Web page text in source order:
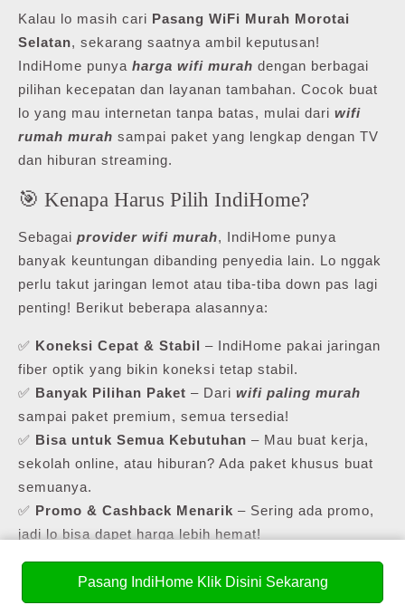
Kalau lo masih cari Pasang WiFi Murah Morotai
Selatan, sekarang saatnya ambil keputusan!
IndiHome punya harga wifi murah dengan berbagai
pilihan kecepatan dan layanan tambahan. Cocok buat
lo yang mau internetan tanpa batas, mulai dari wifi
rumah murah sampai paket yang lengkap dengan TV
dan hiburan streaming.
🎯 Kenapa Harus Pilih IndiHome?
Sebagai provider wifi murah, IndiHome punya
banyak keuntungan dibanding penyedia lain. Lo nggak
perlu takut jaringan lemot atau tiba-tiba down pas lagi
penting! Berikut beberapa alasannya:
✅ Koneksi Cepat & Stabil – IndiHome pakai jaringan
fiber optik yang bikin koneksi tetap stabil.
✅ Banyak Pilihan Paket – Dari wifi paling murah
sampai paket premium, semua tersedia!
✅ Bisa untuk Semua Kebutuhan – Mau buat kerja,
sekolah online, atau hiburan? Ada paket khusus buat
semuanya.
✅ Promo & Cashback Menarik – Sering ada promo,
jadi lo bisa dapet harga lebih hemat!
Pasang IndiHome Klik Disini Sekarang